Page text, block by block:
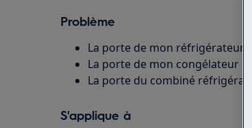
Problème
La porte de mon réfrigérateur
La porte de mon congélateur
La porte du combiné
S'applique à